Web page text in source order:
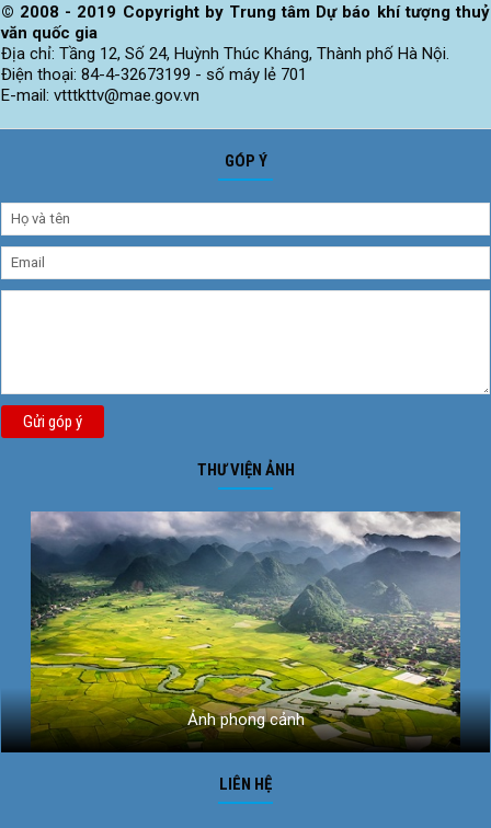
© 2008 - 2019 Copyright by Trung tâm Dự báo khí tượng thuỷ
văn quốc gia
Địa chỉ: Tầng 12, Số 24, Huỳnh Thúc Kháng, Thành phố Hà Nội.
Điện thoại: 84-4-32673199 - số máy lẻ 701
E-mail: vtttkttv@mae.gov.vn
GÓP Ý
Gửi góp ý
THƯ VIỆN ẢNH
Ảnh phong cảnh
LIÊN HỆ